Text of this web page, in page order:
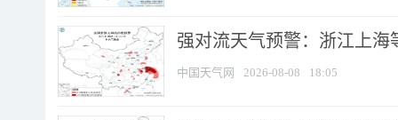
强对流天气预警：浙江上海
中国天气网 2026-08-08 18:05